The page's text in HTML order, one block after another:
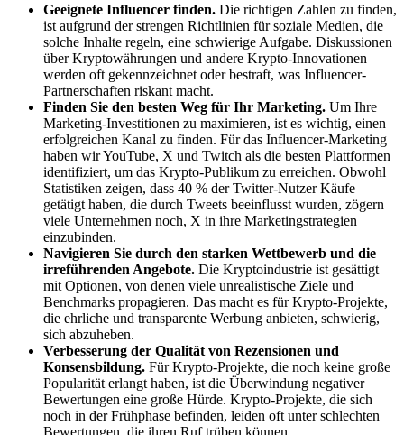
Geeignete Influencer finden. Die richtigen Zahlen zu finden,
ist aufgrund der strengen Richtlinien für soziale Medien, die
solche Inhalte regeln, eine schwierige Aufgabe. Diskussionen
über Kryptowährungen und andere Krypto-Innovationen
werden oft gekennzeichnet oder bestraft, was Influencer-
Partnerschaften riskant macht.
Finden Sie den besten Weg für Ihr Marketing. Um Ihre
Marketing-Investitionen zu maximieren, ist es wichtig, einen
erfolgreichen Kanal zu finden. Für das Influencer-Marketing
haben wir YouTube, X und Twitch als die besten Plattformen
identifiziert, um das Krypto-Publikum zu erreichen. Obwohl
Statistiken zeigen, dass 40 % der Twitter-Nutzer Käufe
getätigt haben, die durch Tweets beeinflusst wurden, zögern
viele Unternehmen noch, X in ihre Marketingstrategien
einzubinden.
Navigieren Sie durch den starken Wettbewerb und die
irreführenden Angebote. Die Kryptoindustrie ist gesättigt
mit Optionen, von denen viele unrealistische Ziele und
Benchmarks propagieren. Das macht es für Krypto-Projekte,
die ehrliche und transparente Werbung anbieten, schwierig,
sich abzuheben.
Verbesserung der Qualität von Rezensionen und
Konsensbildung. Für Krypto-Projekte, die noch keine große
Popularität erlangt haben, ist die Überwindung negativer
Bewertungen eine große Hürde. Krypto-Projekte, die sich
noch in der Frühphase befinden, leiden oft unter schlechten
Bewertungen, die ihren Ruf trüben können.